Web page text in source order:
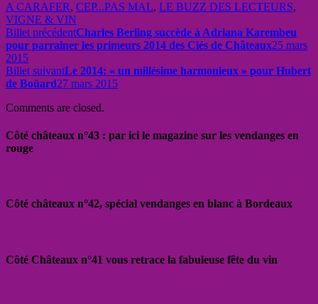
A CARAFER, CEP...PAS MAL, LE BUZZ DES LECTEURS,
VIGNE & VIN
Billet précédentCharles Berling succède à Adriana Karembeu
pour parrainer les primeurs 2014 des Clés de Châteaux25 mars
2015
Billet suivantLe 2014: « un millésime harmonieux » pour Hubert
de Boüard27 mars 2015
Comments are closed.
Côté châteaux n°43 : par ici le magazine sur les vendanges en
rouge
Côté châteaux n°42, spécial vendanges en blanc à Bordeaux
Côté Châteaux n°41 vous retrace la fabuleuse fête du vin